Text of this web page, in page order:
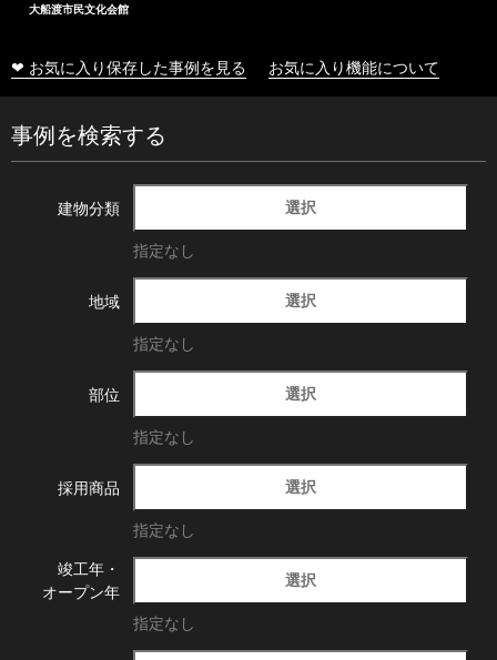
大船渡市民文化会館
❤ お気に入り保存した事例を見る お気に入り機能について
事例を検索する
建物分類 選択
指定なし
地域 選択
指定なし
部位 選択
指定なし
採用商品 選択
指定なし
竣工年・
オープン年
選択
指定なし